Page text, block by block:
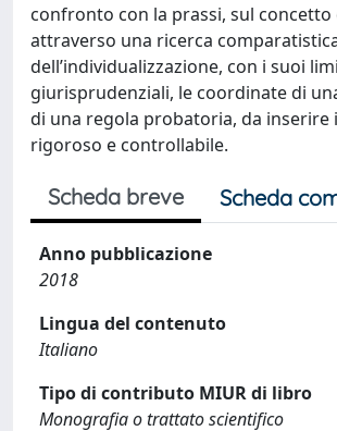
confronto con la prassi, sul
attraverso una ricerca
dell’individualizzazione, con i suoi
giurisprudenziali, le coordinate di
di una regola probatoria, da
rigoroso e controllabile.
Scheda breve Scheda
Anno pubblicazione
2018
Lingua del contenuto
Italiano
Tipo di contributo MIUR di libro
Monografia o trattato scientifico